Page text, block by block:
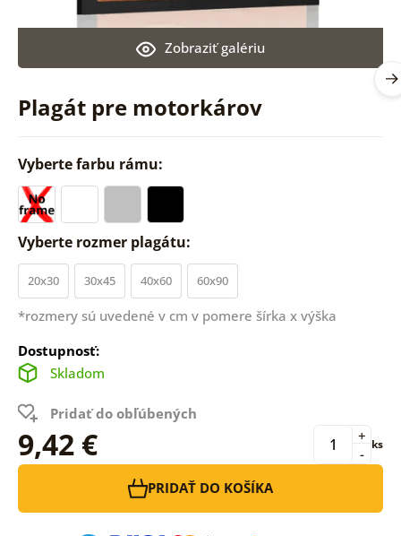
Plagát pre motorkárov
Zobraziť galériu
Vyberte farbu rámu:
Vyberte rozmer plagátu:
20x30 30x45 40x60 60x90
*rozmery sú uvedené v cm v pomere šírka x výška
Dostupnosť:
Skladom
Pridať do obľúbených
9,42 € -
+ ks
PRIDAŤ DO KOŠÍKA